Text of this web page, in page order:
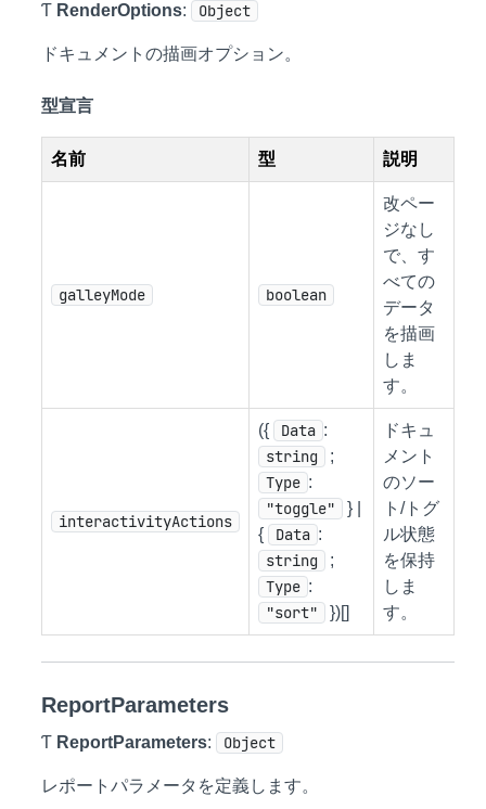
Ƭ RenderOptions: Object
ドキュメントの描画オプション。
型宣言
名前 型 説明
galleyMode boolean
改ペー
ジなし
で、す
べての
データ
を描画
しま
す。
interactivityActions
({ Data :
string ;
Type :
"toggle"
} |
{
Data :
string ;
Type :
"sort" })[]
ドキュ
メント
のソー
ト/トグ
ル状態
を保持
しま
す。
ReportParameters
Ƭ ReportParameters: Object
レポートパラメータを定義します。